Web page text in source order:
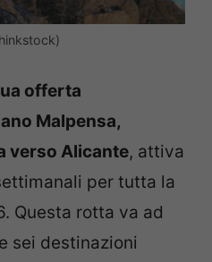
offerta
Malpensa,
verso Alicante, attiva
per tutta la
Questa rotta va ad
sei destinazioni